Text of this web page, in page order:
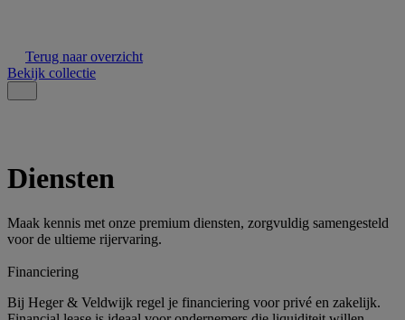
Terug naar overzicht
Bekijk collectie
Diensten
Maak kennis met onze premium diensten, zorgvuldig samengesteld
voor de ultieme rijervaring.
Financiering
Bij Heger & Veldwijk regel je financiering voor privé en zakelijk.